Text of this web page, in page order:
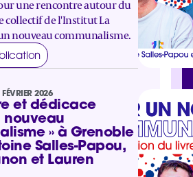
une rencontre autour du
collectif de l'Institut La
nouveau communalisme.
FÉVRIER 2026
et dédicace
nouveau
» à Grenoble
Salles-Papou,
et Lauren